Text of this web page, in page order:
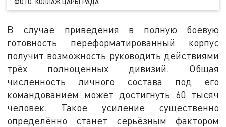
ФОТО: КОЛЛАЖ ЦАРЬГРАДА
В случае приведения в полную боевую
готовность переформатированный корпус
получит возможность руководить действиями
трёх полноценных дивизий. Общая
численность личного состава под его
командованием может достигнуть 60 тысяч
человек. Такое усиление существенно
определённо станет серьёзным фактором